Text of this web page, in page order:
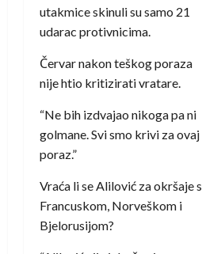
utakmice skinuli su samo 21
udarac protivnicima.
Červar nakon teškog poraza
nije htio kritizirati vratare.
“Ne bih izdvajao nikoga pa ni
golmane. Svi smo krivi za ovaj
poraz.”
Vraća li se Alilović za okršaje s
Francuskom, Norveškom i
Bjelorusijom?